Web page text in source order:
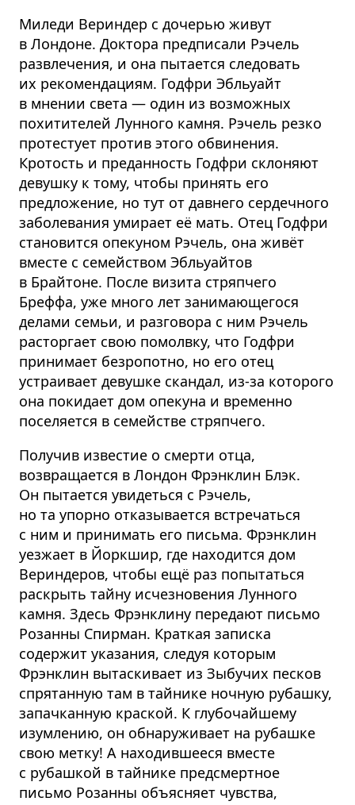
Миледи Вериндер с дочерью живут
в Лондоне. Доктора предписали Рэчель
развлечения, и она пытается следовать
их рекомендациям. Годфри Эбльуайт
в мнении света — один из возможных
похитителей Лунного камня. Рэчель резко
протестует против этого обвинения.
Кротость и преданность Годфри склоняют
девушку к тому, чтобы принять его
предложение, но тут от давнего сердечного
заболевания умирает её мать. Отец Годфри
становится опекуном Рэчель, она живёт
вместе с семейством Эбльуайтов
в Брайтоне. После визита стряпчего
Бреффа, уже много лет занимающегося
делами семьи, и разговора с ним Рэчель
расторгает свою помолвку, что Годфри
принимает безропотно, но его отец
устраивает девушке скандал, из-за которого
она покидает дом опекуна и временно
поселяется в семействе стряпчего.
Получив известие о смерти отца,
возвращается в Лондон Фрэнклин Блэк.
Он пытается увидеться с Рэчель,
но та упорно отказывается встречаться
с ним и принимать его письма. Фрэнклин
уезжает в Йоркшир, где находится дом
Вериндеров, чтобы ещё раз попытаться
раскрыть тайну исчезновения Лунного
камня. Здесь Фрэнклину передают письмо
Розанны Спирман. Краткая записка
содержит указания, следуя которым
Фрэнклин вытаскивает из Зыбучих песков
спрятанную там в тайнике ночную рубашку,
запачканную краской. К глубочайшему
изумлению, он обнаруживает на рубашке
свою метку! А находившееся вместе
с рубашкой в тайнике предсмертное
письмо Розанны объясняет чувства,